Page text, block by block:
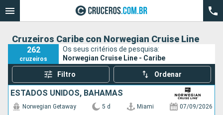
Cruzeiros Caribe con Norwegian Cruise Line
262
cruzeiros
Os seus critérios de pesquisa:
Norwegian Cruise Line - Caribe
Filtro Ordenar
ESTADOS UNIDOS, BAHAMAS
Norwegian Getaway 5 d Miami 07/09/2026